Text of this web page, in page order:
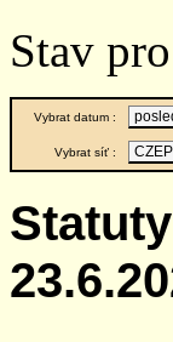
Stav
Vybrat datum :
Vybrat síť :